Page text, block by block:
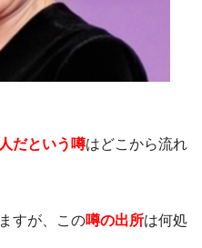
だという噂はどこから流れ
すが、この噂の出所は何処